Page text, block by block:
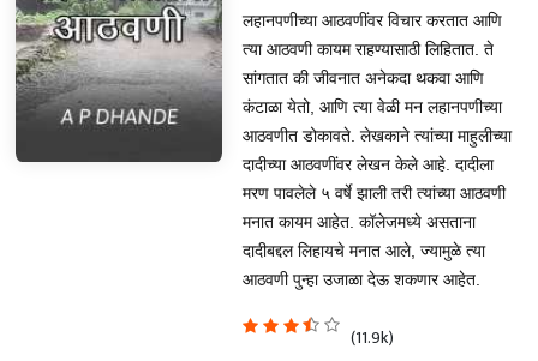
लहानपणीच्या आठवणींवर विचार करतात आणि
त्या आठवणी कायम राहण्यासाठी लिहितात. ते
सांगतात की जीवनात अनेकदा थकवा आणि
कंटाळा येतो, आणि त्या वेळी मन लहानपणीच्या
आठवणीत डोकावते. लेखकाने त्यांच्या माहुलीच्या
दादीच्या आठवणींवर लेखन केले आहे. दादीला
मरण पावलेले ५ वर्षे झाली तरी त्यांच्या आठवणी
मनात कायम आहेत. कॉलेजमध्ये असताना
दादीबद्दल लिहायचे मनात आले, ज्यामुळे त्या
आठवणी पुन्हा उजाळा देऊ शकणार आहेत.
(11.9k)